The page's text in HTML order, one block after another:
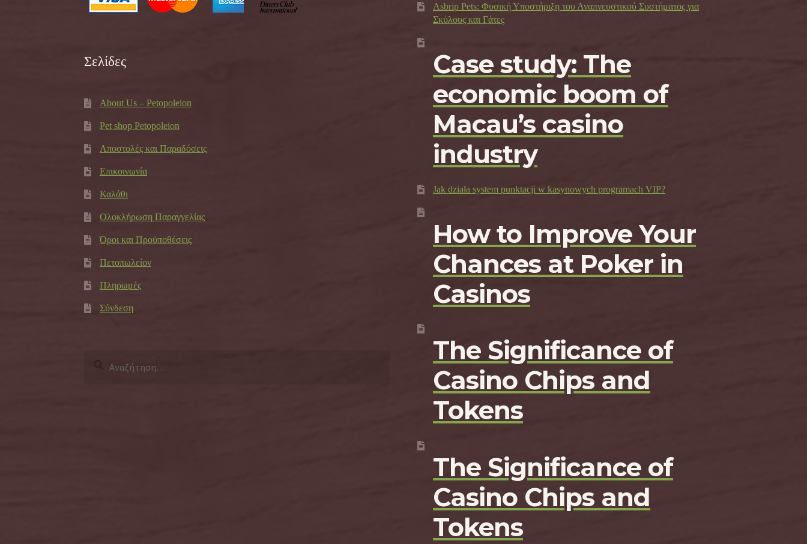
Σελίδες
About Us – Petopoleion
Pet shop Petopoleion
Αποστολές και Παραδόσεις
Επικοινωνία
Καλάθι
Ολοκλήρωση Παραγγελίας
Όροι και Προϋποθέσεις
Πετοπωλείον
Πληρωμές
Σύνδεση
Asbrip Pets: Φυσική Υποστήριξη του Αναπνευστικού Συστήματος για
Σκύλους και Γάτες
Case study: The
economic boom of
Macau’s casino
industry
Jak działa system punktacji w kasynowych programach VIP?
How to Improve Your
Chances at Poker in
Casinos
The Significance of
Casino Chips and
Tokens
The Significance of
Casino Chips and
Tokens